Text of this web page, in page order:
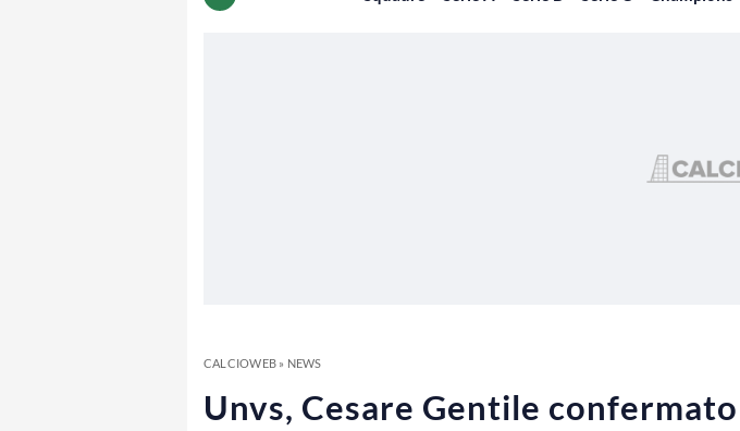
CALCIOWEB» NEWS
Unvs, Cesare Gentile